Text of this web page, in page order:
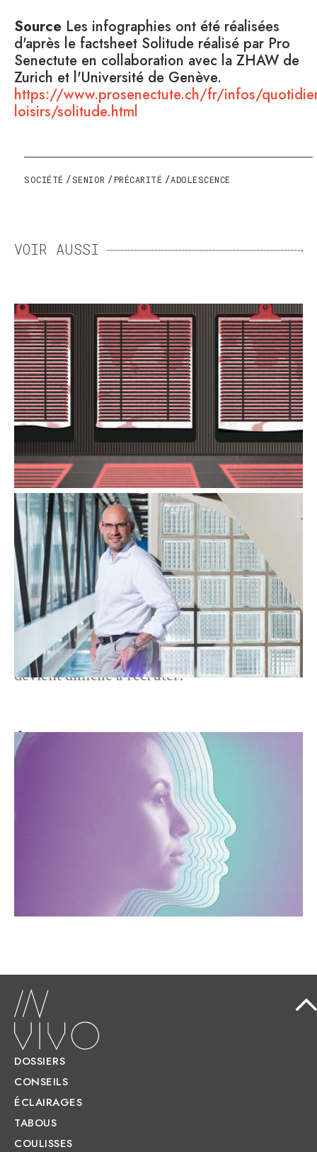
Source Les infographies ont été réalisées
d'après le factsheet Solitude réalisé par Pro
Senectute en collaboration avec la ZHAW de
Zurich et l'Université de Genève.
https://www.prosenectute.ch/fr/infos/
loisirs/solitude.html
SOCIÉTÉ SENIOR PRÉCARITÉ ADOLESCENCE
VOIR AUSSI
SANS DIAGNOSTIC, AVEC
SOUFFRANCE
Lorsqu’il est impossible d’identifier une
maladie, les personnes concernées, leurs
proches mais aussi le corps médical font face
à une errance…
«LES NOUVELLES
TECHNOLOGIES NE
POURRONT JAMAIS OFFRIR
UN ACCOMPAGNEMENT
RELATIONNEL HUMAIN»
L'intelligence artificielle offre de nouvelles
perspectives alors que le personnel soignant
devient difficile à recruter.
À QUOI RESSEMBLERA
L'HÔPITAL DU FUTUR?
Le vieillissement de la population, les
contraintes environnementales et le
développement de l'intelligence artificielle
DOSSIERS
CONSEILS
ÉCLAIRAGES
TABOUS
COULISSES